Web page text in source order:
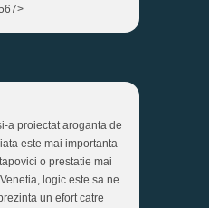
a proiectat aroganta de
este mai importanta
o prestatie mai
logic este sa ne
un efort catre